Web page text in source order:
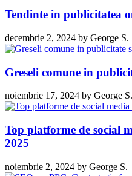
Tendinte in publicitatea
decembrie 2, 2024 by George S.
Greseli comune in
noiembrie 17, 2024 by George S.
Top platforme de social
2025
noiembrie 2, 2024 by George S.